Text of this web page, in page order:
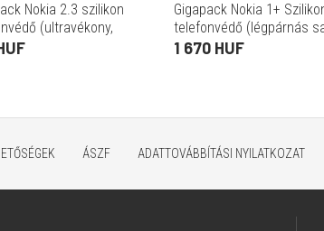
Nokia 2.3 szilikon
(ultravékony,
Gigapack Nokia 1+
telefonvédő (légpárnás
szálcsiszolt, karbon minta,
1 670 HUF
ÁSZF ADATTOVÁBBÍTÁSI NYILATKOZAT